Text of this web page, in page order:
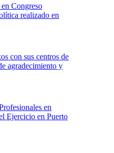
Congreso
realizado en
con sus centros de
agradecimiento y
en
Ejercicio en Puerto